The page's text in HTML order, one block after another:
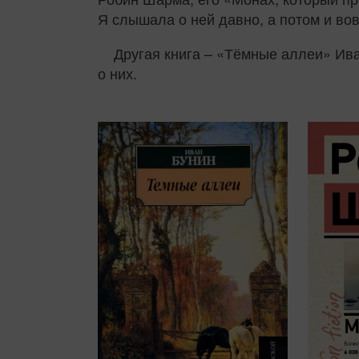
Я слышала о ней давно, а потом и
Другая книга – «Тёмные аллеи»
о них.